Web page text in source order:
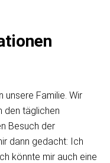
unsere Familie. Wir
den täglichen
Besuch der
dann gedacht: Ich
könnte mir auch eine